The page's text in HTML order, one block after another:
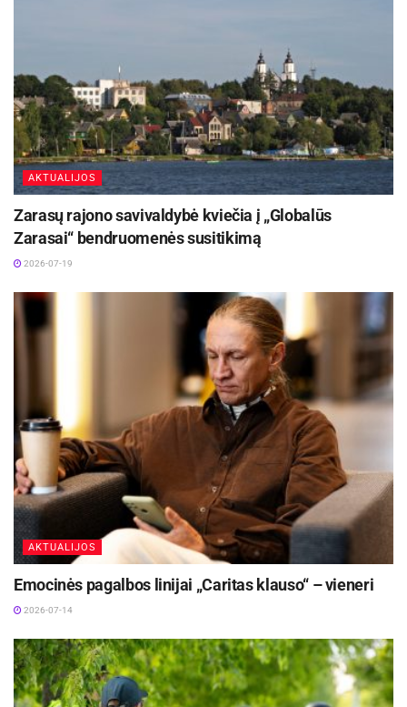
AKTUALIJOS
Zarasų rajono savivaldybė kviečia į „Globalūs
Zarasai“ bendruomenės susitikimą
2026-07-19
AKTUALIJOS
Emocinės pagalbos linijai „Caritas klauso“ – vieneri
2026-07-14